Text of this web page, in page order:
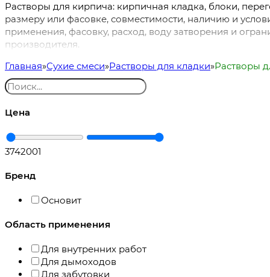
Растворы для кирпича: кирпичная кладка, блоки,
размеру или фасовке, совместимости, наличию и
применения, фасовку, расход, воду затворения и
производителя.
Главная Сухие смеси Растворы для кладки Растворы
Цена
3742001
Бренд
Основит
Область применения
Для внутренних работ
Для дымоходов
Для забутовки